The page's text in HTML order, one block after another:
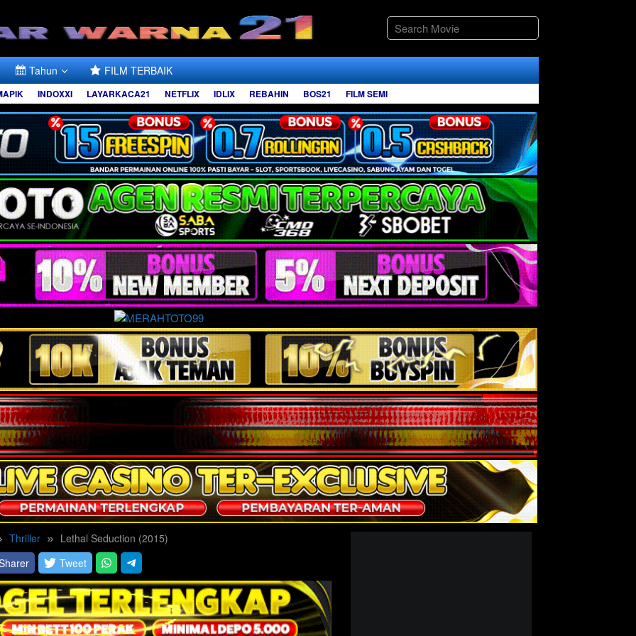
Tahun FILM TERBAIK
INDOXXI LAYARKACA21 NETFLIX IDLIX REBAHIN BOS21 FILM SEMI
Thriller
Lethal Seduction (2015)
Tweet